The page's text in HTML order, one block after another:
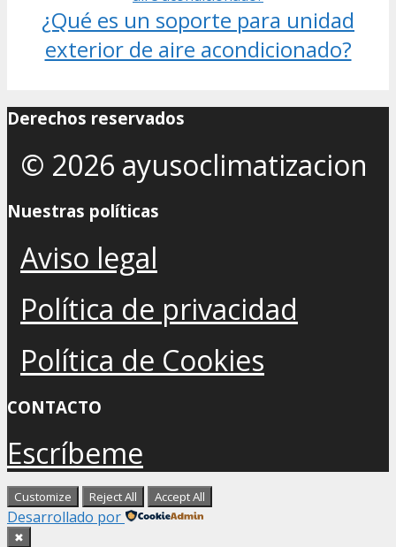
¿Qué es un soporte para unidad
exterior de aire acondicionado?
Derechos reservados
© 2026 ayusoclimatizacion
Nuestras políticas
Aviso legal
Política de privacidad
Política de Cookies
CONTACTO
Escríbeme
Customize Reject All Accept All
Desarrollado por
✖